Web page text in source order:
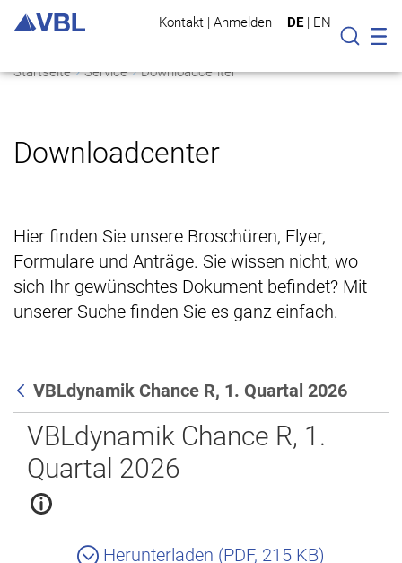
Kontakt | Anmelden DE | EN
Suche
Startseite Service Downloadcenter
Downloadcenter
Hier finden Sie unsere Broschüren, Flyer,
Formulare und Anträge. Sie wissen nicht, wo
sich Ihr gewünschtes Dokument befindet? Mit
unserer Suche finden Sie es ganz einfach.
Zurück
VBLdynamik Chance R, 1. Quartal 2026
VBLdynamik Chance R, 1.
Quartal 2026
Herunterladen (PDF, 215 KB)